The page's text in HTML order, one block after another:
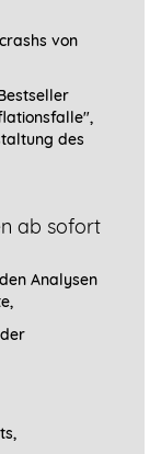
von
des
ab sofort
Analysen